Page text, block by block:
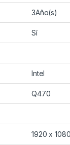
3Año(s)
Sí
Intel
Q470
1920 x 1080